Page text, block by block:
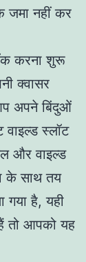
जमा नहीं कर
करना शुरू
क्वासर
अपने बिंदुओं
स्लॉट
और वाइल्ड
के साथ तय
गया है, यही
तो आपको यह